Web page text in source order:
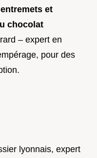
et
chocolat
– expert en
pour des
lyonnais, expert